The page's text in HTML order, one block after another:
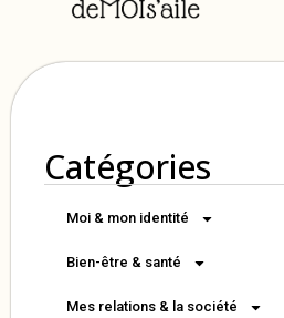
Catégories
Moi & mon identité
Bien-être & santé
Mes relations & la société